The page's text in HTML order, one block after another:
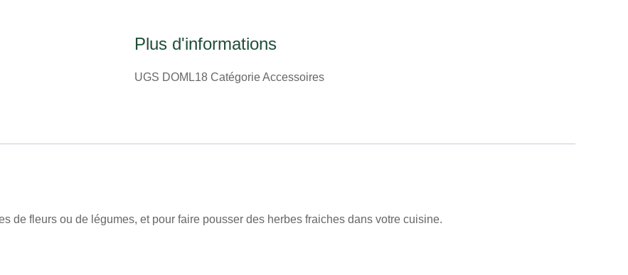
Plus d'informations
UGS DOML18 CatégorieAccessoires
de fleurs ou de légumes, et pour faire pousser des herbes fraiches dans votre cuisine.